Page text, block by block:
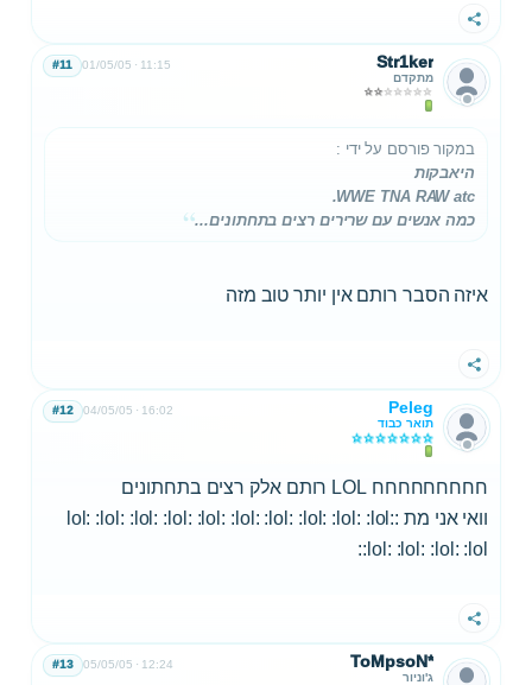
שתף
Str1ker
מתקדם
01/05/05 11:15
#11
במקור פורסם על ידי :
היאבקות
WWE TNA RAW atc.
כמה אנשים עם שרירים רצים בתחתונים...
איזה הסבר רותם אין יותר טוב מזה
שתף
Peleg
תואר כבוד
04/05/05 16:02
#12
חחחחחחחחח LOL רותם אלק רצים בתחתונים
וואי אני מת :lol: :lol: :lol: :lol: :lol: :lol: :lol: :lol: :lol: :lol:
:lol: :lol: :lol: :lol:
שתף
ToMpsoN*
ג'וניור
05/05/05 12:24
#13